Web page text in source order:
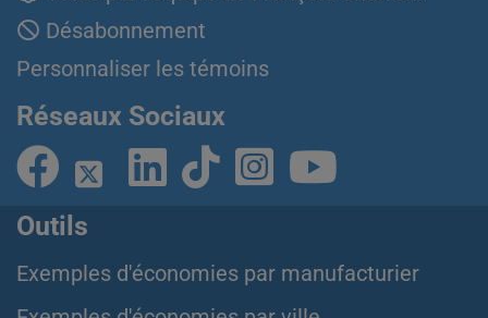
Désabonnement
Personnaliser les témoins
Réseaux Sociaux
Outils
Exemples d'économies par manufacturier